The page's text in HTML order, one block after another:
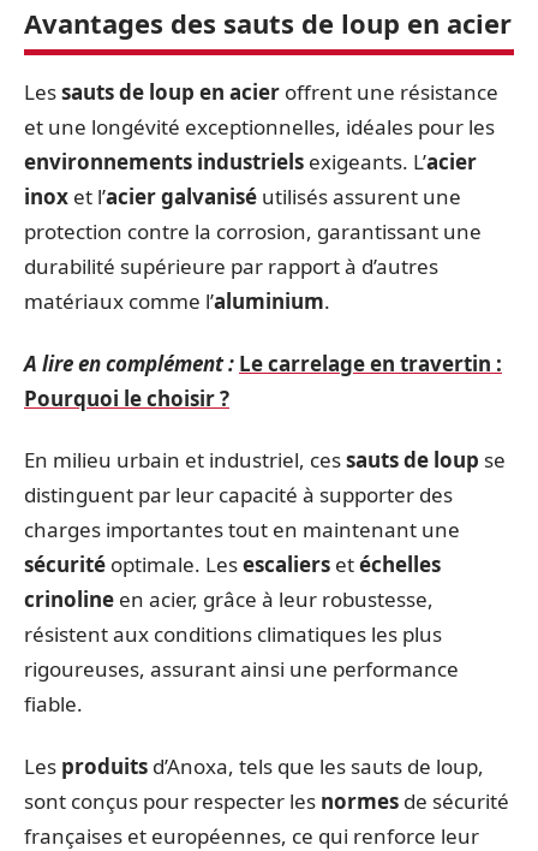
Avantages des sauts de loup en acier
Lessauts de loup en acier offrent une résistance
et une longévité exceptionnelles, idéales pour les
environnements industriels exigeants. L’acier
inox et l’acier galvanisé utilisés assurent une
protection contre la corrosion, garantissant une
durabilité supérieure par rapport à d’autres
matériaux comme l’aluminium.
A lire en complément : Le carrelage en travertin :
Pourquoi le choisir ?
En milieu urbain et industriel, cessauts de loup se
distinguent par leur capacité à supporter des
charges importantes tout en maintenant une
sécurité optimale. Lesescaliers etéchelles
crinoline en acier, grâce à leur robustesse,
résistent aux conditions climatiques les plus
rigoureuses, assurant ainsi une performance
fiable.
Les produits d’Anoxa, tels que les sauts de loup,
sont conçus pour respecter les normes de sécurité
françaises et européennes, ce qui renforce leur